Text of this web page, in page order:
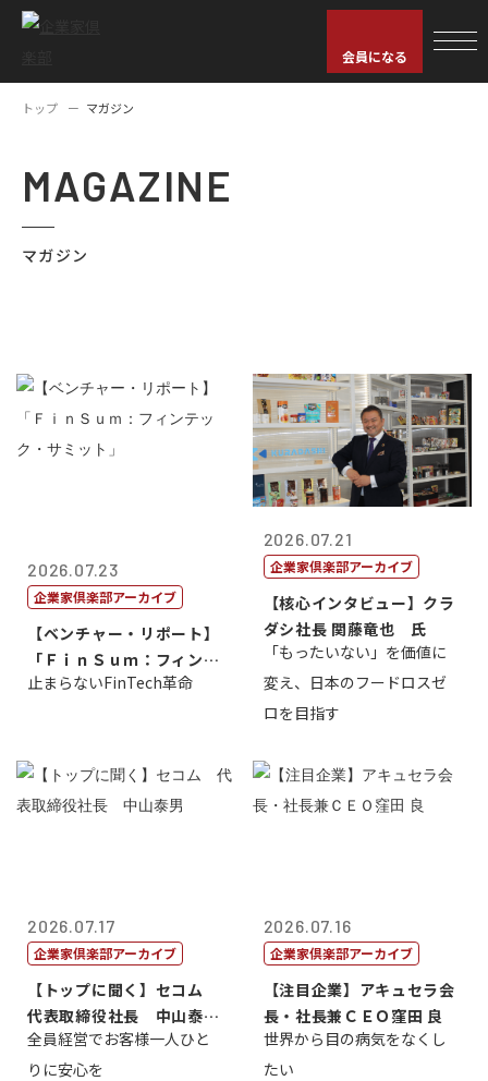
会員になる
トップ マガジン
MAGAZINE
マガジン
2026.07.23
企業家倶楽部アーカイブ
【ベンチャー・リポート】
「ＦｉｎＳｕｍ：フィンテ
ック・サミッ...
止まらないFinTech革命
2026.07.21
企業家倶楽部アーカイブ
【核心インタビュー】クラ
ダシ社長 関藤竜也 氏
「もったいない」を価値に
変え、日本のフードロスゼ
ロを目指す
2026.07.17
企業家倶楽部アーカイブ
【トップに聞く】セコム
代表取締役社長 中山泰
男
全員経営でお客様一人ひと
りに安心を
2026.07.16
企業家倶楽部アーカイブ
【注目企業】アキュセラ会
長・社長兼ＣＥＯ窪田 良
世界から目の病気をなくし
たい